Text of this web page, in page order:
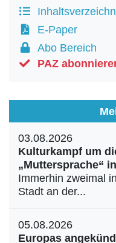
E-Paper
Abo Bereich
PAZ
03.08.2026
Kulturkampf um
„Muttersprache“
Immerhin zweimal
Stadt an der...
05.08.2026
Europas